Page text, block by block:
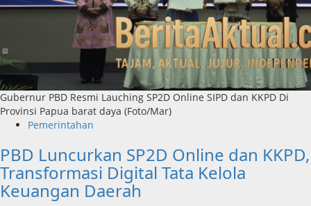
Gubernur PBD Resmi Lauching SP2D Online SIPD dan KKPD Di
Provinsi Papua barat daya (Foto/Mar)
Pemerintahan
PBD Luncurkan SP2D Online dan KKPD,
Transformasi Digital Tata Kelola
Keuangan Daerah